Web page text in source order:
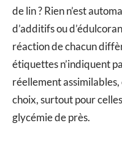
de lin ? Rien n’est
d’additifs ou
réaction de chacun
étiquettes n’indiquent
réellement
choix, surtout pour
glycémie de près.